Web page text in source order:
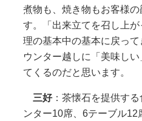
煮物も、焼き物もお客様
す。「出来立てを召し上
理の基本中の基本に戻っ
ウンター越しに「美味し
てくるのだと思います。
三好：茶懐石を提供す
ンター10席、6テーブル12